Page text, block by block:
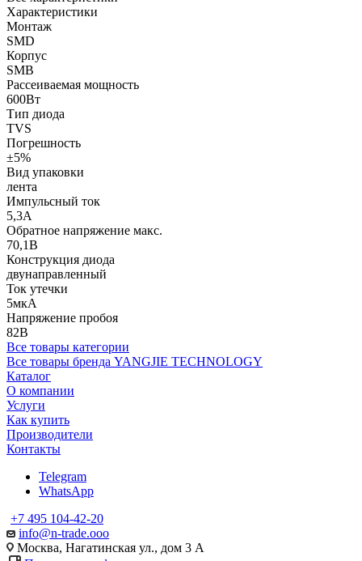
Характеристики
Монтаж
SMD
Корпус
SMB
Рассеиваемая мощность
600Вт
Тип диода
TVS
Погрешность
±5%
Вид упаковки
лента
Импульсный ток
5,3А
Обратное напряжение макс.
70,1В
Конструкция диода
двунаправленный
Ток утечки
5мкА
Напряжение пробоя
82В
Все товары категории
Все товары бренда YANGJIE TECHNOLOGY
Каталог
О компании
Услуги
Как купить
Производители
Контакты
Telegram
WhatsApp
+7 495 104-42-20
info@n-trade.ooo
Москва, Нагатинская ул., дом 3 А